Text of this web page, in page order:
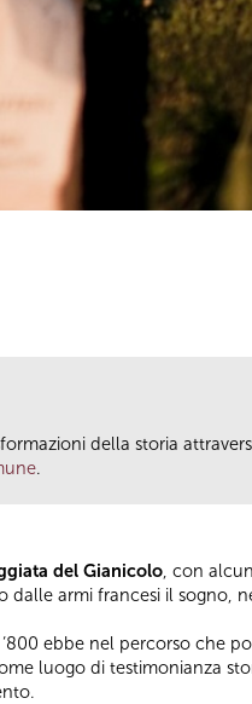
della storia
.
del Gianicolo , con
armi francesi il sogno,
ebbe nel percorso che
luogo di testimonianza